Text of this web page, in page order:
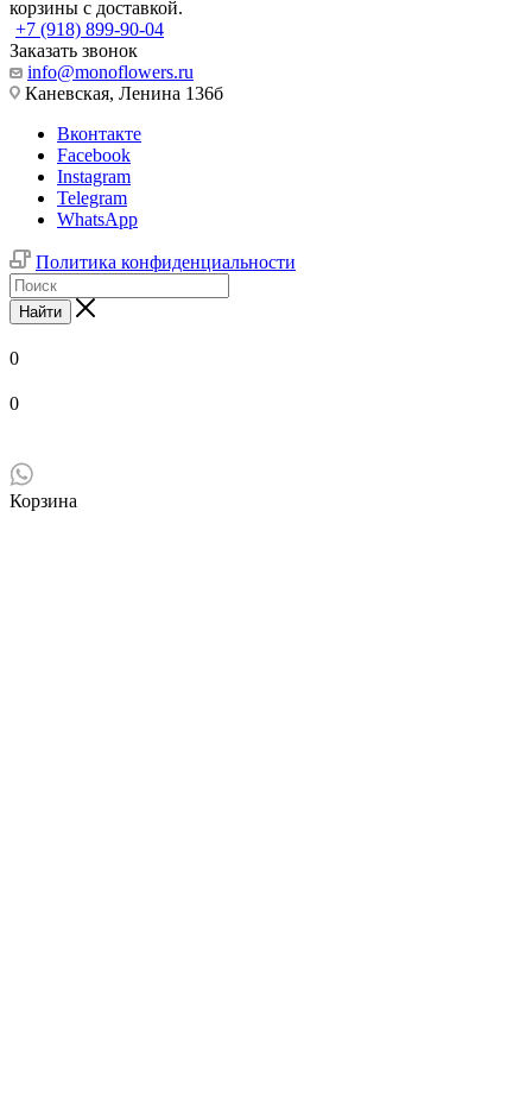
корзины с доставкой.
+7 (918) 899-90-04
Заказать звонок
info@monoflowers.ru
Каневская, Ленина 136б
Вконтакте
Facebook
Instagram
Telegram
WhatsApp
Политика конфиденциальности
Найти
0
0
Корзина